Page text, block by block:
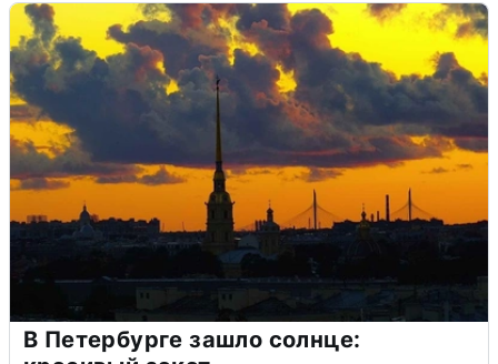
В Петербурге зашло солнце: